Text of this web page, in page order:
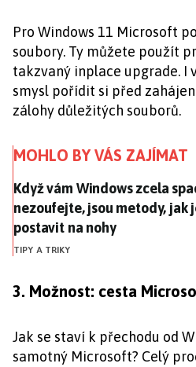
Pro Windows 11 Microsoft
soubory. Ty můžete použít
takzvaný inplace upgrade. I
smysl pořídit si před
zálohy důležitých souborů.
MOHLO BY VÁS ZAJÍMAT
Když vám Windows zcela
Když vám Windows zcela
nezoufejte, jsou metody, jak
postavit na nohy
TIPY A TRIKY
3. Možnost: cesta
Jak se staví k přechodu od
samotný Microsoft? Celý